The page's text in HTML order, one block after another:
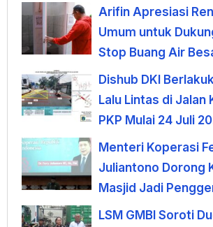
Arifin Apresiasi
Umum untuk
Stop Buang Air
Sembarangan
Dishub DKI
Lalu Lintas di Jalan
PKP Mulai 24 Juli
Menteri Koperasi
Juliantono Dorong
Masjid Jadi
Umat
LSM GMBI Soroti